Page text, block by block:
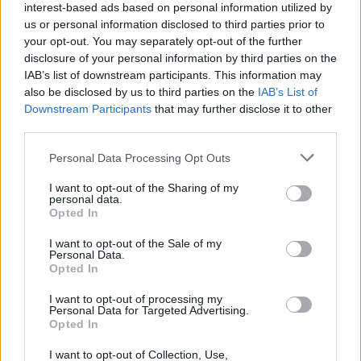
interest-based ads based on personal information utilized by
us or personal information disclosed to third parties prior to
your opt-out. You may separately opt-out of the further
disclosure of your personal information by third parties on the
IAB’s list of downstream participants. This information may
also be disclosed by us to third parties on the IAB’s List of
Downstream Participants that may further disclose it to other
Personal Data Processing Opt Outs
I want to opt-out of the Sharing of my
personal data.
Opted In
I want to opt-out of the Sale of my
Personal Data.
Opted In
I want to opt-out of processing my
Personal Data for Targeted Advertising.
Opted In
I want to opt-out of Collection, Use,
PARAPOLITIKA NEWSROOM
Δολοφονία στην Εύβοια: Ο 75χρονος είχε
καλέσει τον 50χρονο για να του δώσει
κάποια κλειδιά για το σπίτι και τον
πυροβόλησεΕγγραφή στο newsletter
Αποδέχομαι τους
και την πολιτική απορρήτου
X